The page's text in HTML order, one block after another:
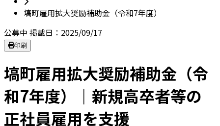
塙町雇用拡大奨励補助金（令和7年度）
公募中 掲載日：2025/09/17
印刷
塙町雇用拡大奨励補助金（令
和7年度）｜新規高卒者等の
正社員雇用を支援